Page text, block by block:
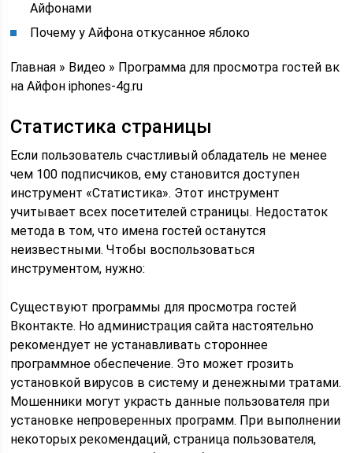
Айфонами
Почему у Айфона откусанное яблоко
Главная » Видео » Программа для просмотра гостей вк
на Айфон iphones-4g.ru
Статистика страницы
Если пользователь счастливый обладатель не менее
чем 100 подписчиков, ему становится доступен
инструмент «Статистика». Этот инструмент
учитывает всех посетителей страницы. Недостаток
метода в том, что имена гостей останутся
неизвестными. Чтобы воспользоваться
инструментом, нужно:
Существуют программы для просмотра гостей
Вконтакте. Но администрация сайта настоятельно
рекомендует не устанавливать стороннее
программное обеспечение. Это может грозить
установкой вирусов в систему и денежными тратами.
Мошенники могут украсть данные пользователя при
установке непроверенных программ. При выполнении
некоторых рекомендаций, страница пользователя,